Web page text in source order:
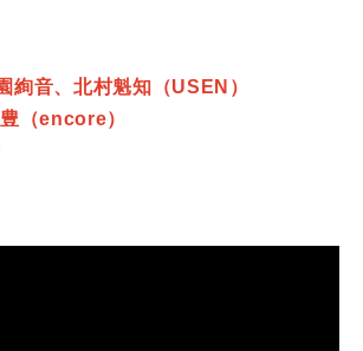
絢音、北村魁知（USEN）
（encore）